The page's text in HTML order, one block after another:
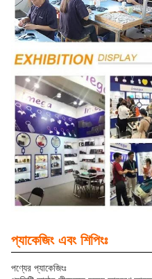
প্যাকেজিং এবং শিপিংঃ
পণ্যের প্যাকেজিংঃ